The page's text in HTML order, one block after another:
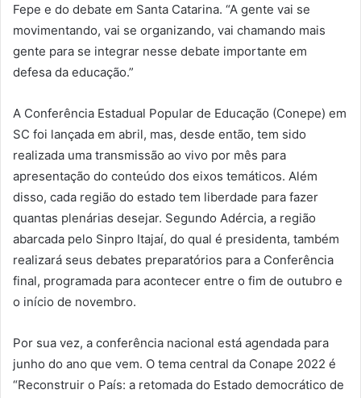
Fepe e do debate em Santa Catarina. “A gente vai se
movimentando, vai se organizando, vai chamando mais
gente para se integrar nesse debate importante em
defesa da educação.”
A Conferência Estadual Popular de Educação (Conepe) em
SC foi lançada em abril, mas, desde então, tem sido
realizada uma transmissão ao vivo por mês para
apresentação do conteúdo dos eixos temáticos. Além
disso, cada região do estado tem liberdade para fazer
quantas plenárias desejar. Segundo Adércia, a região
abarcada pelo Sinpro Itajaí, do qual é presidenta, também
realizará seus debates preparatórios para a Conferência
final, programada para acontecer entre o fim de outubro e
o início de novembro.
Por sua vez, a conferência nacional está agendada para
junho do ano que vem. O tema central da Conape 2022 é
“Reconstruir o País: a retomada do Estado democrático de